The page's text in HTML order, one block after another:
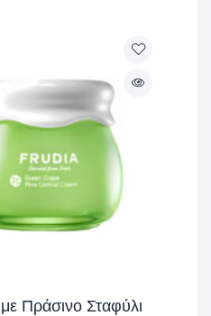
Πράσινο Σταφύλι